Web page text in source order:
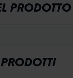
PRODOTTO